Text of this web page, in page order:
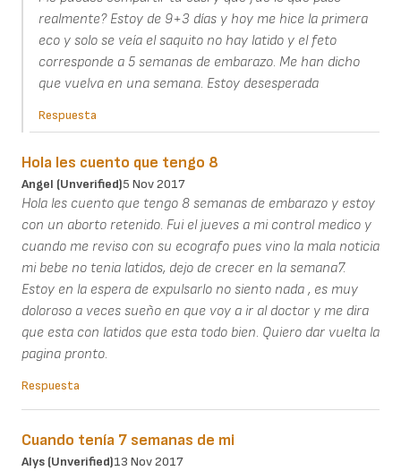
realmente? Estoy de 9+3 días y hoy me hice la primera
eco y solo se veía el saquito no hay latido y el feto
corresponde a 5 semanas de embarazo. Me han dicho
que vuelva en una semana. Estoy desesperada
Respuesta
Hola les cuento que tengo 8
Angel (unverified)5 Nov 2017
Hola les cuento que tengo 8 semanas de embarazo y estoy
con un aborto retenido. Fui el jueves a mi control medico y
cuando me reviso con su ecografo pues vino la mala noticia
mi bebe no tenia latidos, dejo de crecer en la semana7.
Estoy en la espera de expulsarlo no siento nada , es muy
doloroso a veces sueño en que voy a ir al doctor y me dira
que esta con latidos que esta todo bien. Quiero dar vuelta la
pagina pronto.
Respuesta
Cuando tenía 7 semanas de mi
Alys (unverified)13 Nov 2017